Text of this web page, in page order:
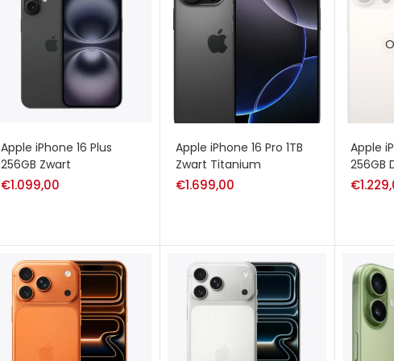
Apple iPhone 16 Plus
256GB Zwart
€1.099,00
Apple iPhone 16 Pro 1TB
Zwart Titanium
€1.699,00
Apple
256GB
€